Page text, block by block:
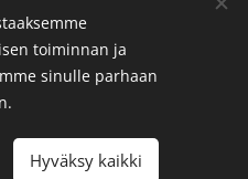
Sagi Productions Y-tunnus:
0toiminnan ja
sinulle parhaan
Hyväksy kaikki